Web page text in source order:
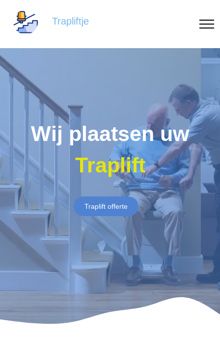
Trapliftje
Wij plaatsen uw
Traplift
Traplift offerte